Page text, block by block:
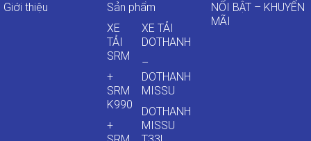
Giới thiệu
Sản phẩm
XE
TẢI
SRM
+
SRM
K990
+
XE TẢI
DOTHANH
–
DOTHANH
MISSU
DOTHANH
MISSU
NỔI BẬT – KHUYẾN
MÃI